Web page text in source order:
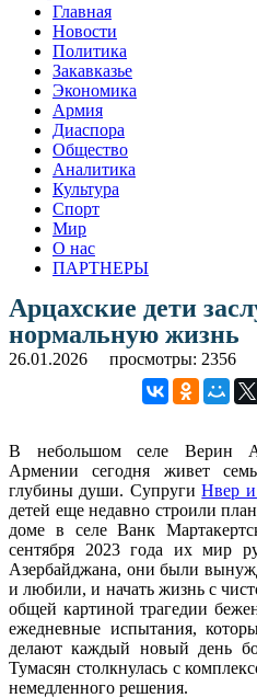
Главная
Новости
Политика
Закавказье
Экономика
Армия
Диаспора
Общество
Аналитика
Культура
Спорт
Мир
О нас
ПАРТНЕРЫ
Арцахские дети
нормальную жизнь
26.01.2026 просмотры: 2356
В небольшом селе Верин
Армении сегодня живет
глубины души. СупругиНвер
детей еще недавно строили
доме в селе Ванк
сентября 2023 года их мир
Азербайджана, они были
и любили, и начать жизнь с
общей картиной трагедии
ежедневные испытания,
делают каждый новый день
Тумасян столкнулась с
немедленного решения.